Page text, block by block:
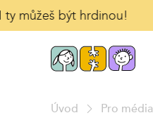
můžeš být hrdinou!
Úvod Pro média